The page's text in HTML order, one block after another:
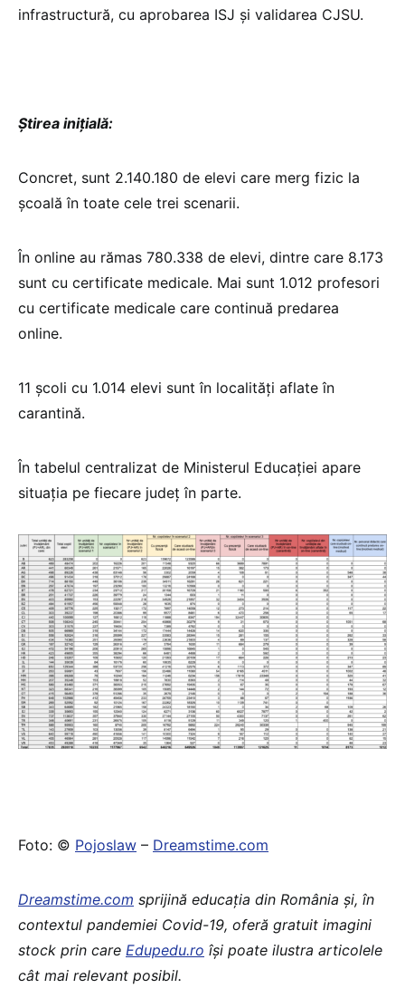
infrastructură, cu aprobarea ISJ și validarea CJSU.
Știrea inițială:
Concret, sunt 2.140.180 de elevi care merg fizic la
școală în toate cele trei scenarii.
În online au rămas 780.338 de elevi, dintre care 8.173
sunt cu certificate medicale. Mai sunt 1.012 profesori
cu certificate medicale care continuă predarea
online.
11 școli cu 1.014 elevi sunt în localități aflate în
carantină.
În tabelul centralizat de Ministerul Educației apare
situația pe fiecare județ în parte.
Foto: © Pojoslaw – Dreamstime.com
Dreamstime.com sprijină educația din România și, în
contextul pandemiei Covid-19, oferă gratuit imagini
stock prin care Edupedu.ro își poate ilustra articolele
cât mai relevant posibil.